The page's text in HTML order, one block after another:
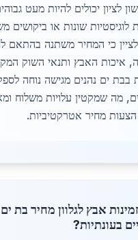
לציון יכולים להיות מעט
לוגיסטיות שונות או ביקושים
כי המחיר משתנה בהתאם
איכות האבץ ותנאי השוק
בבת ים נהנים מגישה נוחה
מה שמקטין עלויות משלוח
מחיר אטרקטיביות.
אבץ לגלוון מחיר בת
בעונתיות?